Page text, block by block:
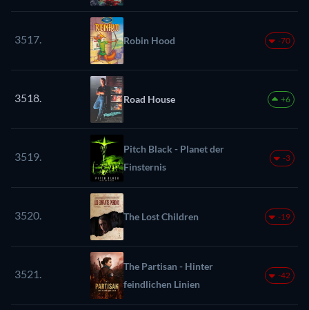
3517. Robin Hood -70
3518. Road House +6
3519.
Pitch Black - Planet der
Finsternis
-3
3520. The Lost Children -19
3521.
The Partisan - Hinter
feindlichen Linien
-42